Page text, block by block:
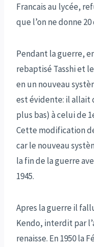
Francais au lycée,
que l’on ne donne 20
Pendant la guerre,
rebaptisé Tasshi et
en un nouveau
est évidente: il allait
plus bas) à celui de
Cette modification
car le nouveau
la fin de la guerre
1945.
Apres la guerre il
Kendo, interdit par
renaisse. En 1950 la